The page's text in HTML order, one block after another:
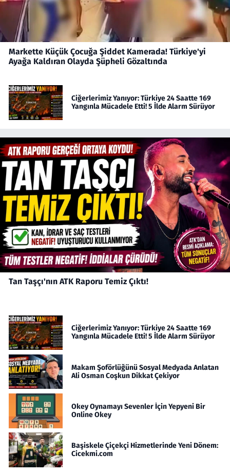
Markette Küçük Çocuğa Şiddet Kamerada! Türkiye'yi
Ayağa Kaldıran Olayda Şüpheli Gözaltında
Ciğerlerimiz Yanıyor: Türkiye 24 Saatte 169
Yangınla Mücadele Etti! 5 İlde Alarm Sürüyor
Tan Taşçı'nın ATK Raporu Temiz Çıktı!
Ciğerlerimiz Yanıyor: Türkiye 24 Saatte 169
Yangınla Mücadele Etti! 5 İlde Alarm Sürüyor
Makam Şoförlüğünü Sosyal Medyada Anlatan
Ali Osman Coşkun Dikkat Çekiyor
Okey Oynamayı Sevenler İçin Yepyeni Bir
Online Okey
Başiskele Çiçekçi Hizmetlerinde Yeni Dönem:
Cicekmi.com